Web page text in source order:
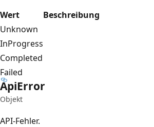
Wert
Beschreibung
Unknown
InProgress
Completed
Failed
ApiError
Objekt
API-Fehler.